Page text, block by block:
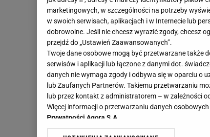
marketingowych, w szczególności na potrzeby
w swoich serwisach, aplikacjach i w Internecie lub
dobrowolne. Jeśli nie chcesz wyrazić zgody, chcesz
przejdź do „Ustawień Zaawansowanych”.
Twoje dane osobowe mogą być przetwarzane także
serwisów i aplikacji lub łączone z danymi dot.
danych nie wymaga zgody i odbywa się w oparciu o
lub Zaufanych Partnerów. Takiemu przetwarzaniu
lub przez kontakt z administratorem – w zależności
Więcej informacji o przetwarzaniu danych
Prywatności Agora S.A.